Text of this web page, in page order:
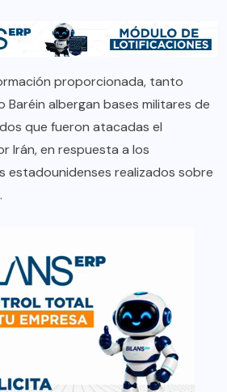
proporcionada, tanto
Baréin albergan bases militares de
que fueron atacadas el
Irán, en respuesta a los
estadounidenses realizados sobre